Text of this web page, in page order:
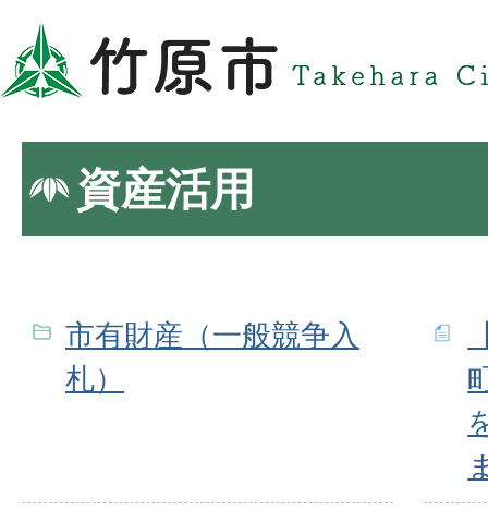
資産活用
市有財産（一般競争入
札）